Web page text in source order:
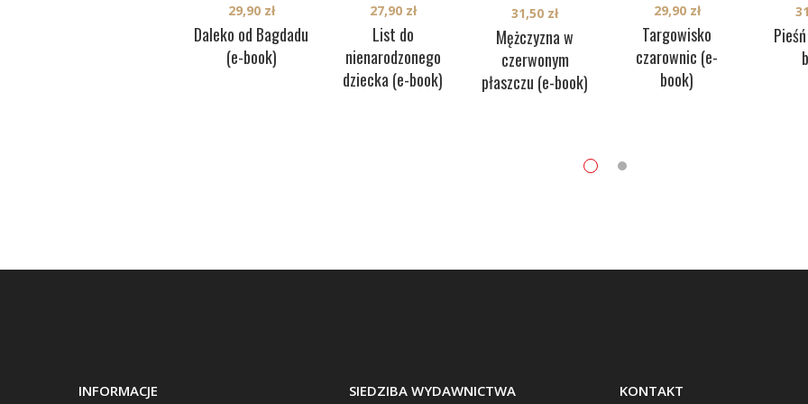
Daleko od Bagdadu
(e-book)
29,90 zł
List do
nienarodzonego
dziecka (e-book)
27,90 zł
Mężczyzna w
czerwonym
płaszczu (e-book)
31,50 zł
Targowisko
czarownic (e-
book)
29,90 zł
INFORMACJE SIEDZIBA WYDAWNICTWA KONTAKT